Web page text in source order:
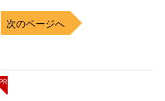
次のページへ